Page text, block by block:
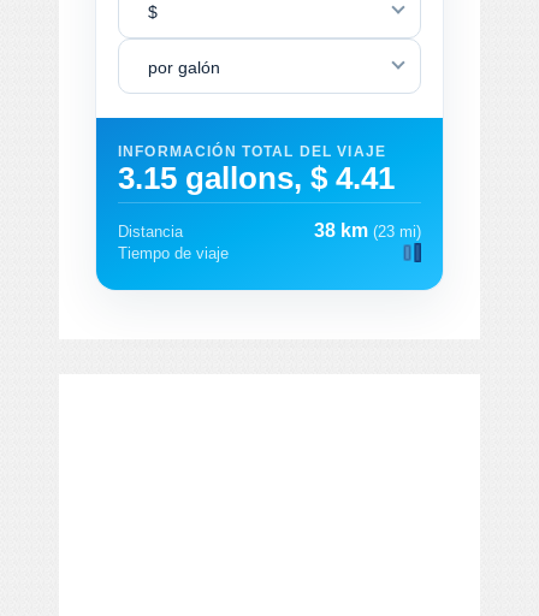
$
por galón
INFORMACIÓN TOTAL DEL VIAJE
3.15 gallons, $ 4.41
Distancia 38 km (23 mi)
Tiempo de viaje